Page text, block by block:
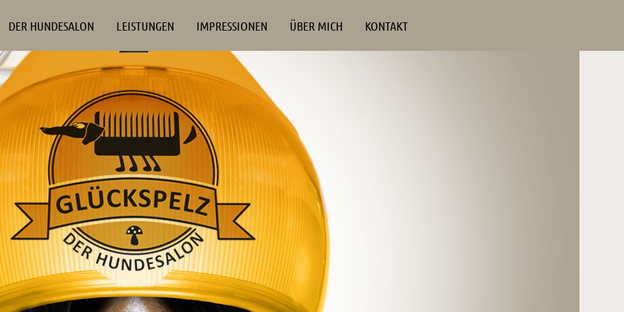
DER HUNDESALON LEISTUNGEN IMPRESSIONEN ÜBER MICH KONTAKT